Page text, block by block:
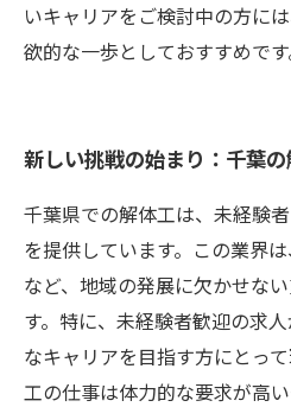
いキャリアをご検討中の方に
欲的な一歩としておすすめです
新しい挑戦の始まり：千葉
千葉県での解体工は、未経験
を提供しています。この業界
など、地域の発展に欠かせな
す。特に、未経験者歓迎の求
なキャリアを目指す方にとっ
工の仕事は体力的な要求が高